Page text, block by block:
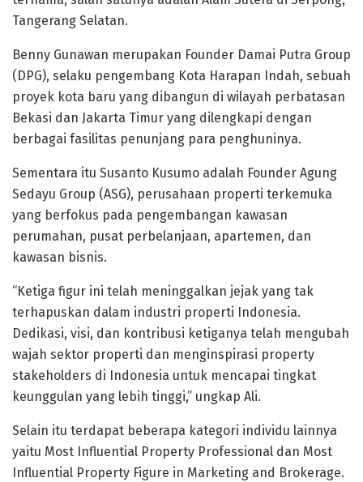
Tangerang Selatan.
Benny Gunawan merupakan Founder Damai Putra Group
(DPG), selaku pengembang Kota Harapan Indah, sebuah
proyek kota baru yang dibangun di wilayah perbatasan
Bekasi dan Jakarta Timur yang dilengkapi dengan
berbagai fasilitas penunjang para penghuninya.
Sementara itu Susanto Kusumo adalah Founder Agung
Sedayu Group (ASG), perusahaan properti terkemuka
yang berfokus pada pengembangan kawasan
perumahan, pusat perbelanjaan, apartemen, dan
kawasan bisnis.
“Ketiga figur ini telah meninggalkan jejak yang tak
terhapuskan dalam industri properti Indonesia.
Dedikasi, visi, dan kontribusi ketiganya telah mengubah
wajah sektor properti dan menginspirasi property
stakeholders di Indonesia untuk mencapai tingkat
keunggulan yang lebih tinggi,” ungkap Ali.
Selain itu terdapat beberapa kategori individu lainnya
yaitu Most Influential Property Professional dan Most
Influential Property Figure in Marketing and Brokerage.